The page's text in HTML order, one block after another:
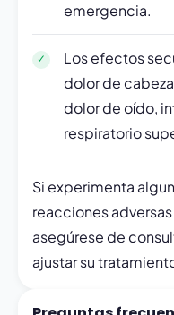
emergencia.
Los efectos
dolor de
dolor de oído,
respiratorio
Si experimenta
reacciones
asegúrese de
ajustar su